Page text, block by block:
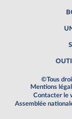
©Tous
Mentions
Contacter le
Assemblée